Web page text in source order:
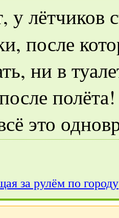
у лётчиков
после
ни в
полёта!
это
за рулём по городу